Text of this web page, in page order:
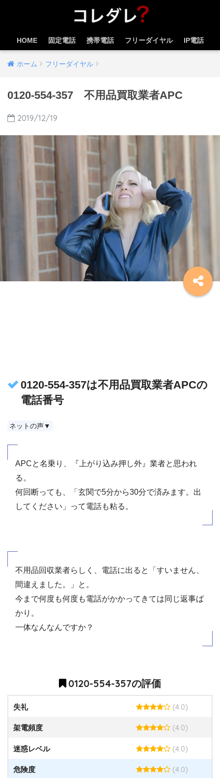
HOME 固定電話 携帯電話 フリーダイヤル IP電話
ホーム フリーダイヤル
0120-554-357 不用品買取業者APC
2019/12/19
0120-554-357は不用品買取業者APCの
電話番号
ネットの声▼
APCと名乗り、『上がり込み押し外』業者と思われ
る。
何回断っても、「玄関で5分から30分で済みます。出
してください」って電話も粘る。
不用品回収業者らしく、電話に出ると「すいません、
間違えました。」と。
今まで何度も何度も電話がかかってきては同じ返事ば
かり。
一体なんなんですか？
0120-554-357の評価
失礼 (4.0)
架電頻度 (4.0)
迷惑レベル (4.0)
危険度 (4.0)